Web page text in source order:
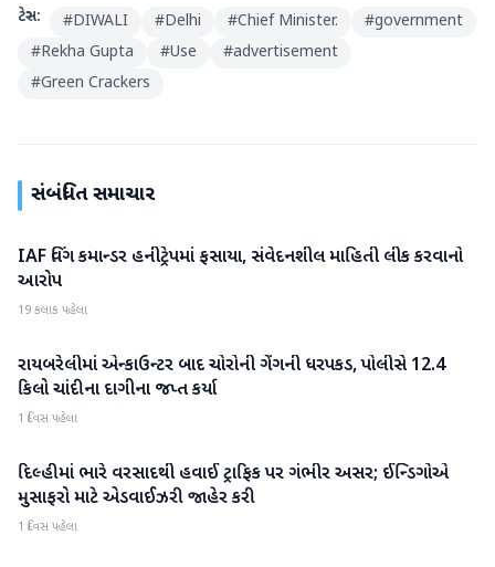
ટેગ્સ: #DIWALI #Delhi #Chief Minister. #government
#Rekha Gupta #Use #advertisement
#Green Crackers
સંબંધિત સમાચાર
રાષ્ટ્રીય
IAF વિંગ કમાન્ડર હનીટ્રેપમાં ફસાયા, સંવેદનશીલ માહિતી લીક કરવાનો
આરોપ
19 કલાક પહેલા
રાષ્ટ્રીય
રાયબરેલીમાં એન્કાઉન્ટર બાદ ચોરોની ગેંગની ધરપકડ, પોલીસે 12.4
કિલો ચાંદીના દાગીના જપ્ત કર્યા
1 દિવસ પહેલા
રાષ્ટ્રીય
દિલ્હીમાં ભારે વરસાદથી હવાઈ ટ્રાફિક પર ગંભીર અસર; ઈન્ડિગોએ
મુસાફરો માટે એડવાઈઝરી જાહેર કરી
1 દિવસ પહેલા